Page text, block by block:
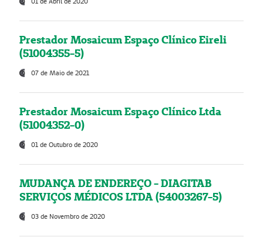
Prestador Mosaicum Espaço Clínico Eireli
(51004355-5)
07 de Maio de 2021
Prestador Mosaicum Espaço Clínico Ltda
(51004352-0)
01 de Outubro de 2020
MUDANÇA DE ENDEREÇO - DIAGITAB
SERVIÇOS MÉDICOS LTDA (54003267-5)
03 de Novembro de 2020